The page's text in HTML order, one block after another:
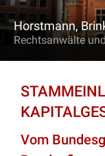
Horstmann,
Rechtsanwälte
Vom